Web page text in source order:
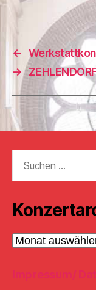
←
→
nach:
Konzertarchiv
Impressum/